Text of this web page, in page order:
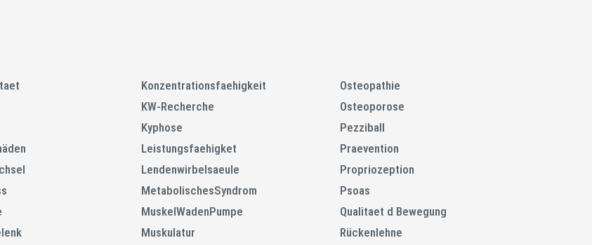
Konzentrationsfaehigkeit
KW-Recherche
Kyphose
Leistungsfaehigket
Lendenwirbelsaeule
MetabolischesSyndrom
MuskelWadenPumpe
Muskulatur
Osteopathie
Osteoporose
Pezziball
Praevention
Propriozeption
Psoas
Qualitaet d Bewegung
Rückenlehne